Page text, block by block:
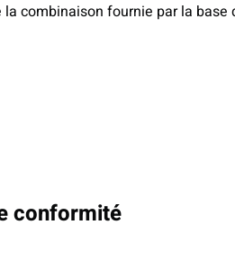
combinaison fournie par la base
conformité